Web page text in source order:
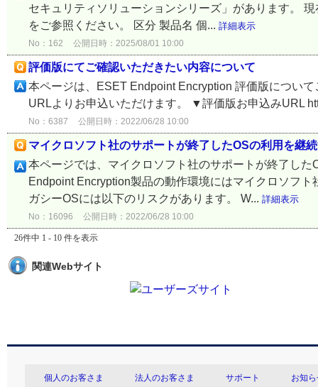
セキュリティソリューションシリーズ」があります。
をご参照ください。 区分 製品名 個... 詳細表示
No：162 公開日時：2025/08/01 10:00
評価版にてご確認いただきたい内容について
本ページは、ESET Endpoint Encryption 評価版につい
URLよりお申込いただけます。 ▼評価版お申込みURL
No：6387 公開日時：2022/06/28 10:00
マイクロソフト社のサポートが終了したOSの利用を継
本ページでは、マイクロソフト社のサポートが終了し
Endpoint Encryption製品の動作環境にはマイクロソフ
ガシーOSには以下のリスクがあります。 W... 詳細表示
No：16096 公開日時：2022/06/28 10:00
26件中 1 - 10 件を表示
関連Webサイト
個人のお客さま 法人のお客さま サポート お知